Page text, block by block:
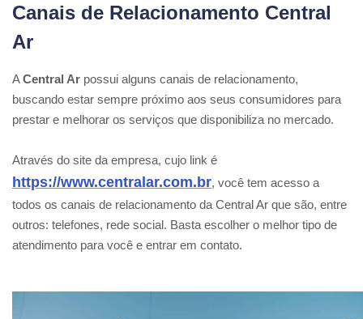
Canais de Relacionamento Central
Ar
ACentral Ar possui alguns canais de relacionamento,
buscando estar sempre próximo aos seus consumidores para
prestar e melhorar os serviços que disponibiliza no mercado.
Através do site da empresa, cujo link é
https://www.centralar.com.br, você tem acesso a
todos os canais de relacionamento da Central Ar que são, entre
outros: telefones, rede social. Basta escolher o melhor tipo de
atendimento para você e entrar em contato.